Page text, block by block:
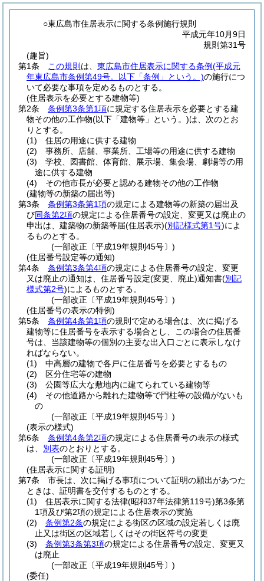
○東広島市住居表示に関する条例施行規則
平成元年10月9日
規則第31号
(趣旨)
第1条
この規則 は、 東広島市住居表示に関する条例(平成元
年東広島市条例第49号。以下「条例」という。)の施行につ
いて必要な事項を定めるものとする。
(住居表示を必要とする建物等)
第2条
条例第3条第1項に規定する住居表示を必要とする建
物その他の工作物(以下「建物等」という。)は、次のとお
りとする。
(1)
住居の用途に供する建物
(2)
事務所、店舗、事業所、工場等の用途に供する建物
(3)
学校、図書館、体育館、展示場、集会場、劇場等の用
途に供する建物
(4)
その他市長が必要と認める建物その他の工作物
(建物等の新築の届出等)
第3条
条例第3条第1項の規定による建物等の新築の届出及
び同条第2項の規定による住居番号の設定、変更又は廃止の
申出は、建築物の新築等届(住居表示)(別記様式第1号)によ
るものとする。
(一部改正〔平成19年規則45号〕)
(住居番号設定等の通知)
第4条
条例第3条第4項の規定による住居番号の設定、変更
又は廃止の通知は、住居番号設定(変更、廃止)通知書(別記
様式第2号)によるものとする。
(一部改正〔平成19年規則45号〕)
(住居番号の表示の特例)
第5条
条例第4条第1項の規則で定める場合は、次に掲げる
建物等に住居番号を表示する場合とし、この場合の住居番
号は、当該建物等の個別の主要な出入口ごとに表示しなけ
ればならない。
(1)
中高層の建物で各戸に住居番号を必要とするもの
(2)
区分住宅等の建物
(3)
公園等広大な敷地内に建てられている建物等
(4)
その他道路から離れた建物等で門柱等の設備がないも
の
(一部改正〔平成19年規則45号〕)
(表示の様式)
第6条
条例第4条第2項の規定による住居番号の表示の様式
は、 別表のとおりとする。
(一部改正〔平成19年規則45号〕)
(住居表示に関する証明)
第7条
市長は、次に掲げる事項について証明の願出があつた
ときは、証明書を交付するものとする。
(1)
住居表示に関する法律(昭和37年法律第119号)第3条第
1項及び第2項の規定による住居表示の実施
(2)
条例第2条の規定による街区の区域の設定若しくは廃
止又は街区の区域若しくはその街区符号の変更
(3)
条例第3条第3項の規定による住居番号の設定、変更又
は廃止
(一部改正〔平成19年規則45号〕)
(委任)